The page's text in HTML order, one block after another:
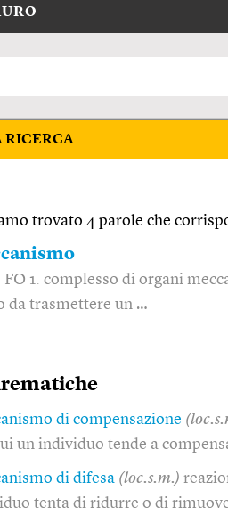
RICERCA
trovato 4 parole che
FO 1. complesso di organi
da trasmettere un …
di compensazione
un individuo tende a
di difesa (loc.s.m.)
tenta di ridurre o di